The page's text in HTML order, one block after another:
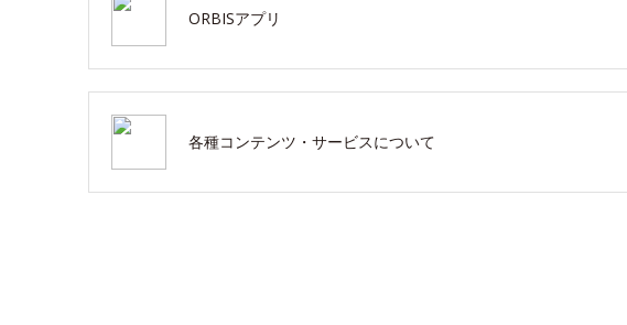
ORBISアプリ
各種コンテンツ・サービスについて